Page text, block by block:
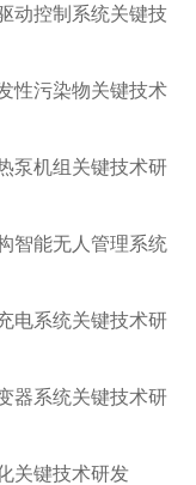
动控制系统关键技
性污染物关键技术
泵机组关键技术研
智能无人管理系统
电系统关键技术研
器系统关键技术研
关键技术研发